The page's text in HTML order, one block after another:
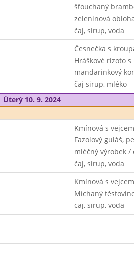
šťouchaný
zeleninová
čaj, sirup, voda
Česnečka s
Hráškové rizoto
mandarinkový
čaj sirup, mléko
Úterý 10. 9. 2024
Kmínová s vejcem
Fazolový guláš,
mléčný výrobek /
čaj, sirup, voda
Kmínová s vejcem
Míchaný
čaj, sirup, voda